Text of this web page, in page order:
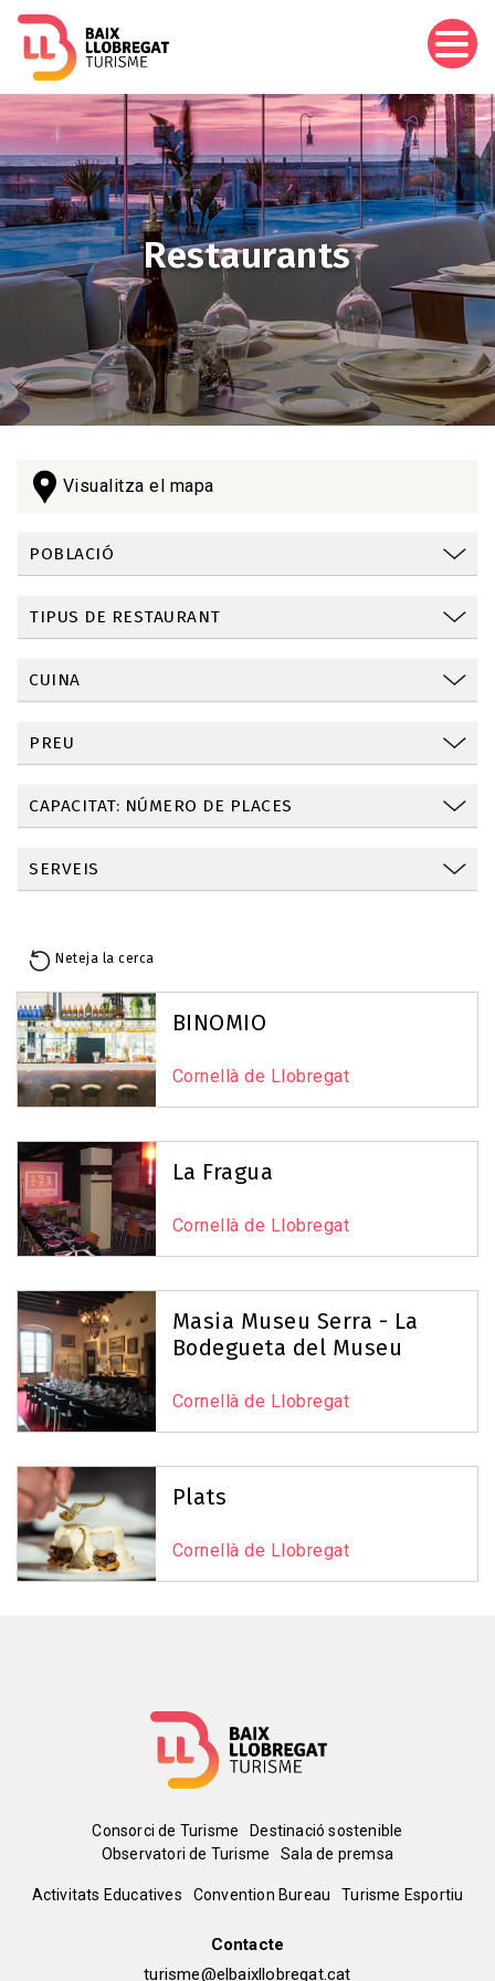
Imagen
Restaurants
Neteja la cerca
+
−
BINOMIO
Cornellà de Llobregat
La Fragua
Cornellà de Llobregat
Masia Museu Serra - La
Bodegueta del Museu
Cornellà de Llobregat
Plats
Cornellà de Llobregat
Visualitza el mapa
POBLACIÓ
TIPUS DE RESTAURANT
CUINA
PREU
CAPACITAT: NÚMERO DE PLACES
SERVEIS
Menú
del
Consorci de Turisme
Destinació sostenible
Observatori de Turisme
Sala de premsa
Peu
Activitats Educatives Convention Bureau Turisme Esportiu
Contacte
turisme@elbaixllobregat.cat